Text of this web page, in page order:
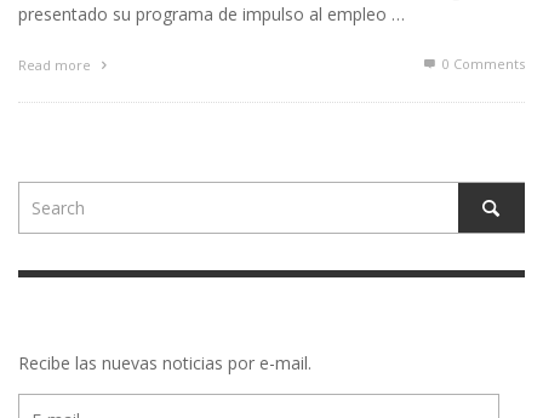
presentado su programa de impulso al empleo …
Read more 0 Comments
Recibe las nuevas noticias por e-mail.